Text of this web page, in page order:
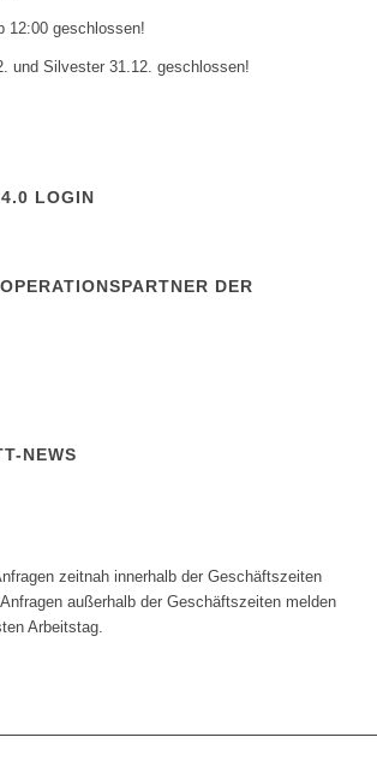
12:00 geschlossen!
und Silvester 31.12. geschlossen!
LOGIN
DER
NEWS
zeitnah innerhalb der Geschäftszeiten
außerhalb der Geschäftszeiten melden
Arbeitstag.